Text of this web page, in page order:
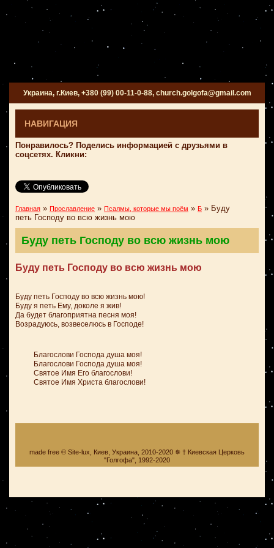
Украина, г.Киев, +380 (99) 00-11-0-88, church.golgofa@gmail.com
НАВИГАЦИЯ
Понравилось? Поделись информацией с друзьями в
соцсетях. Кликни:
Главная » Прославление » Псалмы, которые мы поём » Б » Буду
петь Господу во всю жизнь мою
Буду петь Господу во всю жизнь мою
Буду петь Господу во всю жизнь мою
Буду петь Господу во всю жизнь мою!
Буду я петь Ему, доколе я жив!
Да будет благоприятна песня моя!
Возрадуюсь, возвеселюсь в Господе!
Благослови Господа душа моя!
Благослови Господа душа моя!
Святое Имя Его благослови!
Святое Имя Христа благослови!
made free © Site-lux, Киев, Украина, 2010-2020 ✵ † Киевская Церковь
"Голгофа", 1992-2020